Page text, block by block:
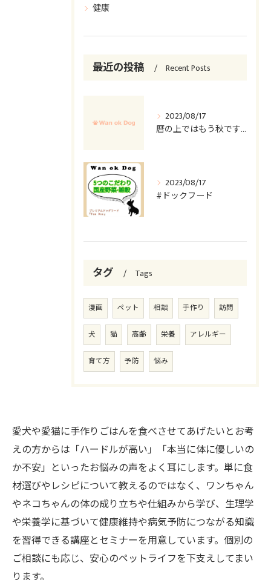
健康
最近の投稿 Recent Posts
2023/08/17
暦の上ではもう秋ですが…
2023/08/17
#ドックフード
タグ Tags
漫画 ペット 相談 手作り 訪問
犬 猫 高齢 栄養 アレルギー
育て方 予防 悩み
愛犬や愛猫に手作りごはんを食べさせてあげたいとお考
えの方からは「ハードルが高い」「本当に体に優しいの
か不安」といったお悩みの声をよく耳にします。単に食
材選びやレシピについて教えるのではなく、ワンちゃん
やネコちゃんの体の成り立ちや仕組みから学び、生理学
や栄養学に基づいて健康維持や病気予防につながる知識
を習得できる講座とセミナーを用意しています。個別の
ご相談にも応じ、安心のペットライフを下支えしてまい